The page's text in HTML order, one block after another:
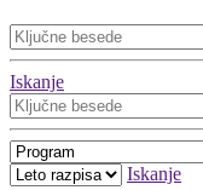
Iskanje
Iskanje